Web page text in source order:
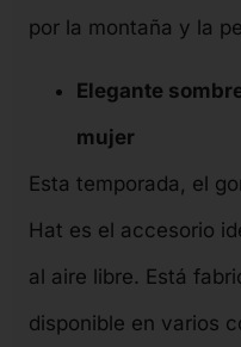
por la montaña y la
Elegante
mujer
Esta temporada, el
Hat es el accesorio
al aire libre. Está
disponible en varios